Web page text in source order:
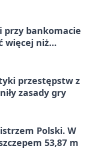
przy bankomacie
więcej niż
przestępstw z
zasady gry
Polski. W
53,87 m